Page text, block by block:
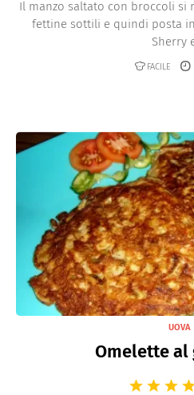
Il manzo saltato con broccoli si
fettine sottili e quindi posta
Sherry
FACILE
UOVA
Omelette al